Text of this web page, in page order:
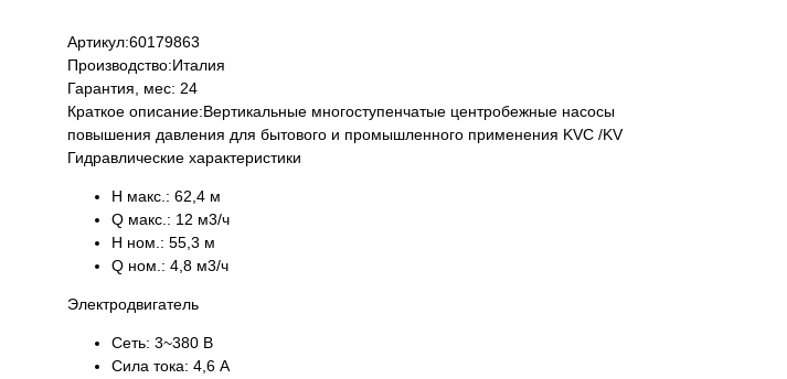
Артикул:60179863
Производство:Италия
Гарантия, мес: 24
Краткое описание:Вертикальные многоступенчатые центробежные насосы
повышения давления для бытового и промышленного применения KVC /KV
Гидравлические характеристики
H макс.: 62,4 м
Q макс.: 12 м3/ч
H ном.: 55,3 м
Q ном.: 4,8 м3/ч
Электродвигатель
Сеть: 3~380 В
Сила тока: 4,6 А